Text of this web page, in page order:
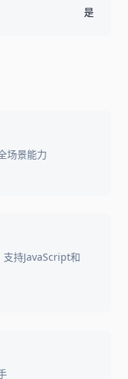
是
场景能力
持JavaScript和